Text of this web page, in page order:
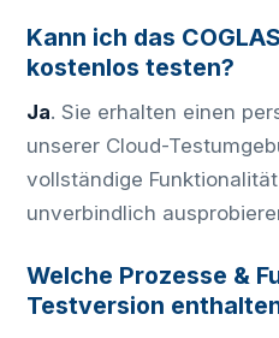
Kann ich das
kostenlos testen?
Ja. Sie erhalten einen
unserer Cloud-
vollständige
unverbindlich
Welche Prozesse &
Testversion